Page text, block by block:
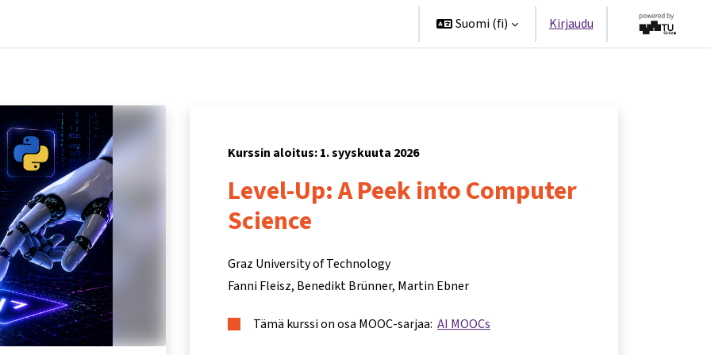
Suomi ‎(fi)‎ Kirjaudu
Kurssin aloitus: 1. syyskuuta 2026
Level-Up: A Peek into Computer
Science
Graz University of Technology
Fanni Fleisz Benedikt Brünner Martin Ebner
Tämä kurssi on osa MOOC-sarjaa: AI MOOCs